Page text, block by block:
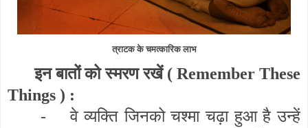
त्राटक के चमत्कारिक लाभ
इन बातों को स्मरण रखें ( Remember These
Things ) :
-
वे व्यक्ति जिनको चश्मा चढ़ा हुआ है उन्हें